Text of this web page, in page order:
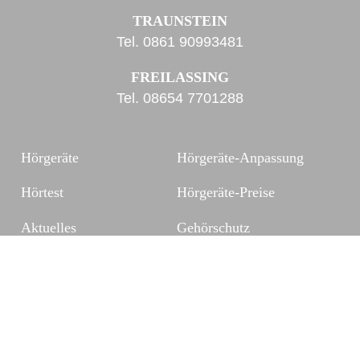
TRAUNSTEIN
Tel. 0861 90993481
FREILASSING
Tel. 08654 7701288
Hörgeräte
Hörtest
Aktuelles
Hörgeräte-Anpassung
Hörgeräte-Preise
Gehörschutz